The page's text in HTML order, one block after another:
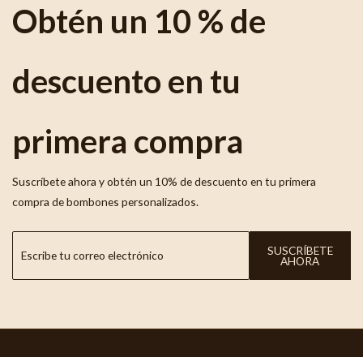
Obtén un 10 % de
descuento en tu
primera compra
Suscríbete ahora y obtén un 10% de descuento en tu primera
compra de bombones personalizados.
SUSCRÍBETE
AHORA